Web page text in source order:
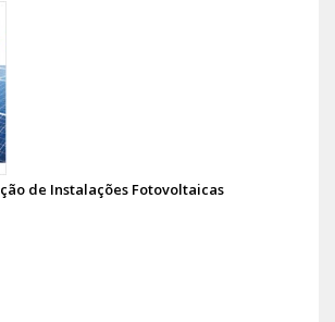
de Instalações Fotovoltaicas